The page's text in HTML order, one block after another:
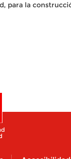
para la